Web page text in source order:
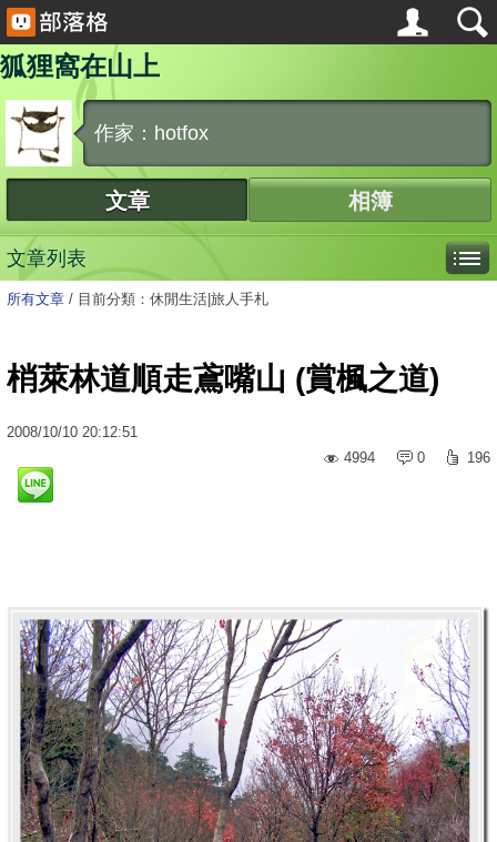
狐狸窩在山上
作家：hotfox
文章 相簿
文章列表
所有文章 / 目前分類：休閒生活|旅人手札
梢萊林道順走鳶嘴山 (賞楓之道)
2008/10/10 20:12:51
4994
0 196